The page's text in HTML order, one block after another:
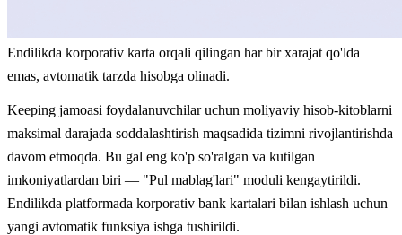
Endilikda korporativ karta orqali qilingan har bir xarajat qo'lda
emas, avtomatik tarzda hisobga olinadi.
Keeping jamoasi foydalanuvchilar uchun moliyaviy hisob-kitoblarni
maksimal darajada soddalashtirish maqsadida tizimni rivojlantirishda
davom etmoqda. Bu gal eng ko'p so'ralgan va kutilgan
imkoniyatlardan biri — "Pul mablag'lari" moduli kengaytirildi.
Endilikda platformada korporativ bank kartalari bilan ishlash uchun
yangi avtomatik funksiya ishga tushirildi.